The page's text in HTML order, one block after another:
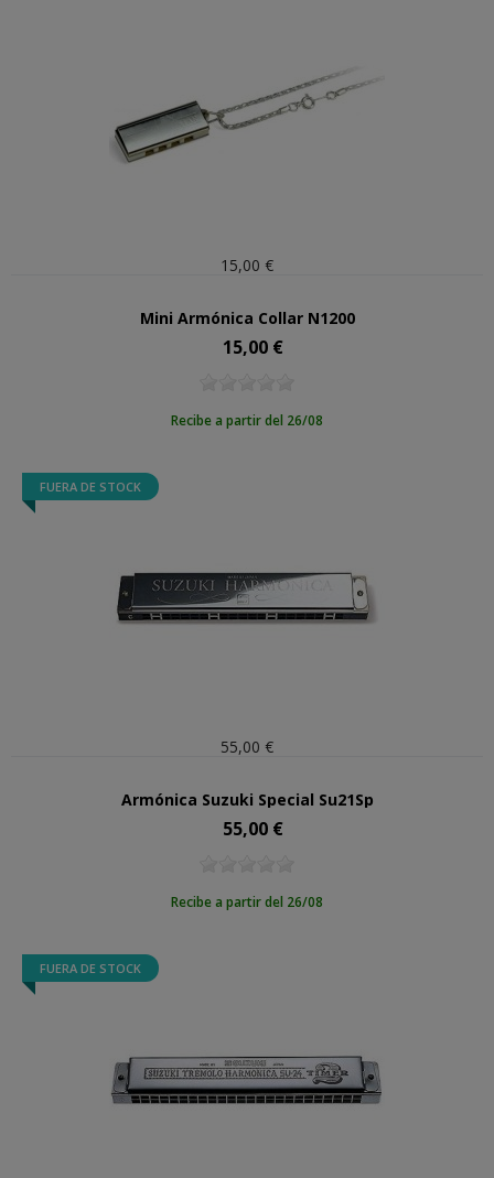
15,00 €
Mini Armónica Collar N1200
Precio
15,00 €
Recibe a partir del 26/08
FUERA DE STOCK
55,00 €
Armónica Suzuki Special Su21Sp
Precio
55,00 €
Recibe a partir del 26/08
FUERA DE STOCK